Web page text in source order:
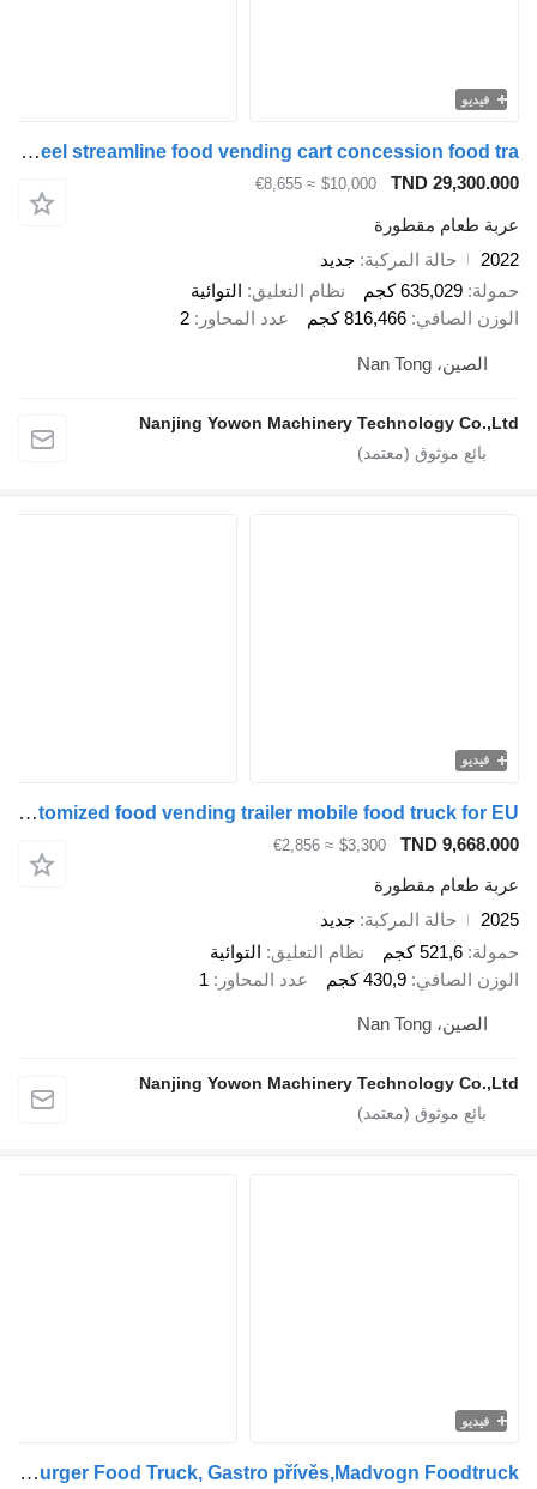
فيديو
Yowon Stainless steel streamline food vending cart concession food tra
TND 29,300.000
$10,000
≈ €8,655
عربة طعام مقطورة
2022
حالة المركبة جديد
حمولة 635,029 كجم نظام التعليق التوائية
الوزن الصافي 816,466 كجم عدد المحاور 2
الصين، Nan Tong
Nanjing Yowon Machinery Technology Co.,Ltd
فيديو
Yowon Customized food vending trailer mobile food truck for EU
TND 9,668.000
$3,300
≈ €2,856
عربة طعام مقطورة
2025
حالة المركبة جديد
حمولة 521,6 كجم نظام التعليق التوائية
الوزن الصافي 430,9 كجم عدد المحاور 1
الصين، Nan Tong
Nanjing Yowon Machinery Technology Co.,Ltd
فيديو
Huanmai Burger Food Truck, Gastro přívěs,Madvogn Foodtruck